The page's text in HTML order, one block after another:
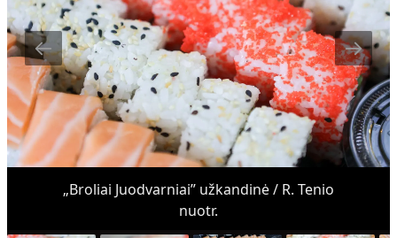
„Broliai Juodvarniai” užkandinė / R. Tenio
nuotr.